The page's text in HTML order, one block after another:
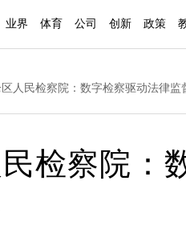
业界 体育 公司 创新 政策
人民检察院：数字检察驱动法律监
检察院：